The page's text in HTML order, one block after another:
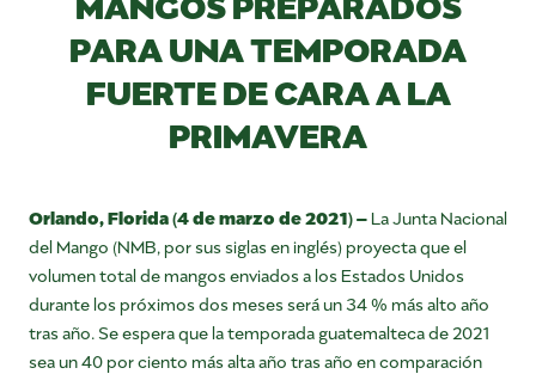
PARA UNA TEMPORADA
FUERTE DE CARA A LA
PRIMAVERA
Orlando, Florida (4 de marzo de 2021) –La Junta Nacional
del Mango (NMB, por sus siglas en inglés) proyecta que el
volumen total de mangos enviados a los Estados Unidos
durante los próximos dos meses será un 34 % más alto año
tras año. Se espera que la temporada guatemalteca de 2021
sea un 40 por ciento más alta año tras año en comparación